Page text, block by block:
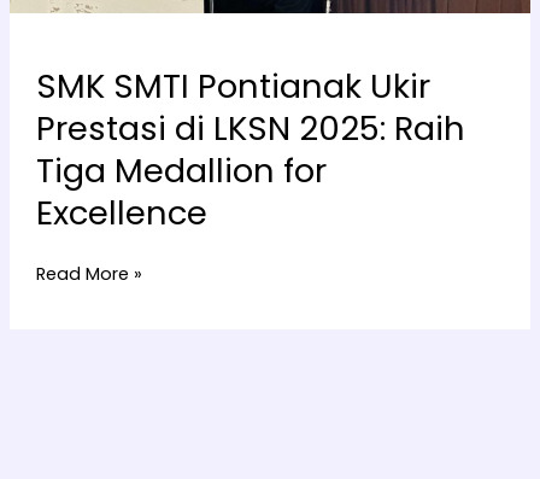
SMK SMTI Pontianak Ukir
Prestasi di LKSN 2025: Raih
Tiga Medallion for
Excellence
Read More »